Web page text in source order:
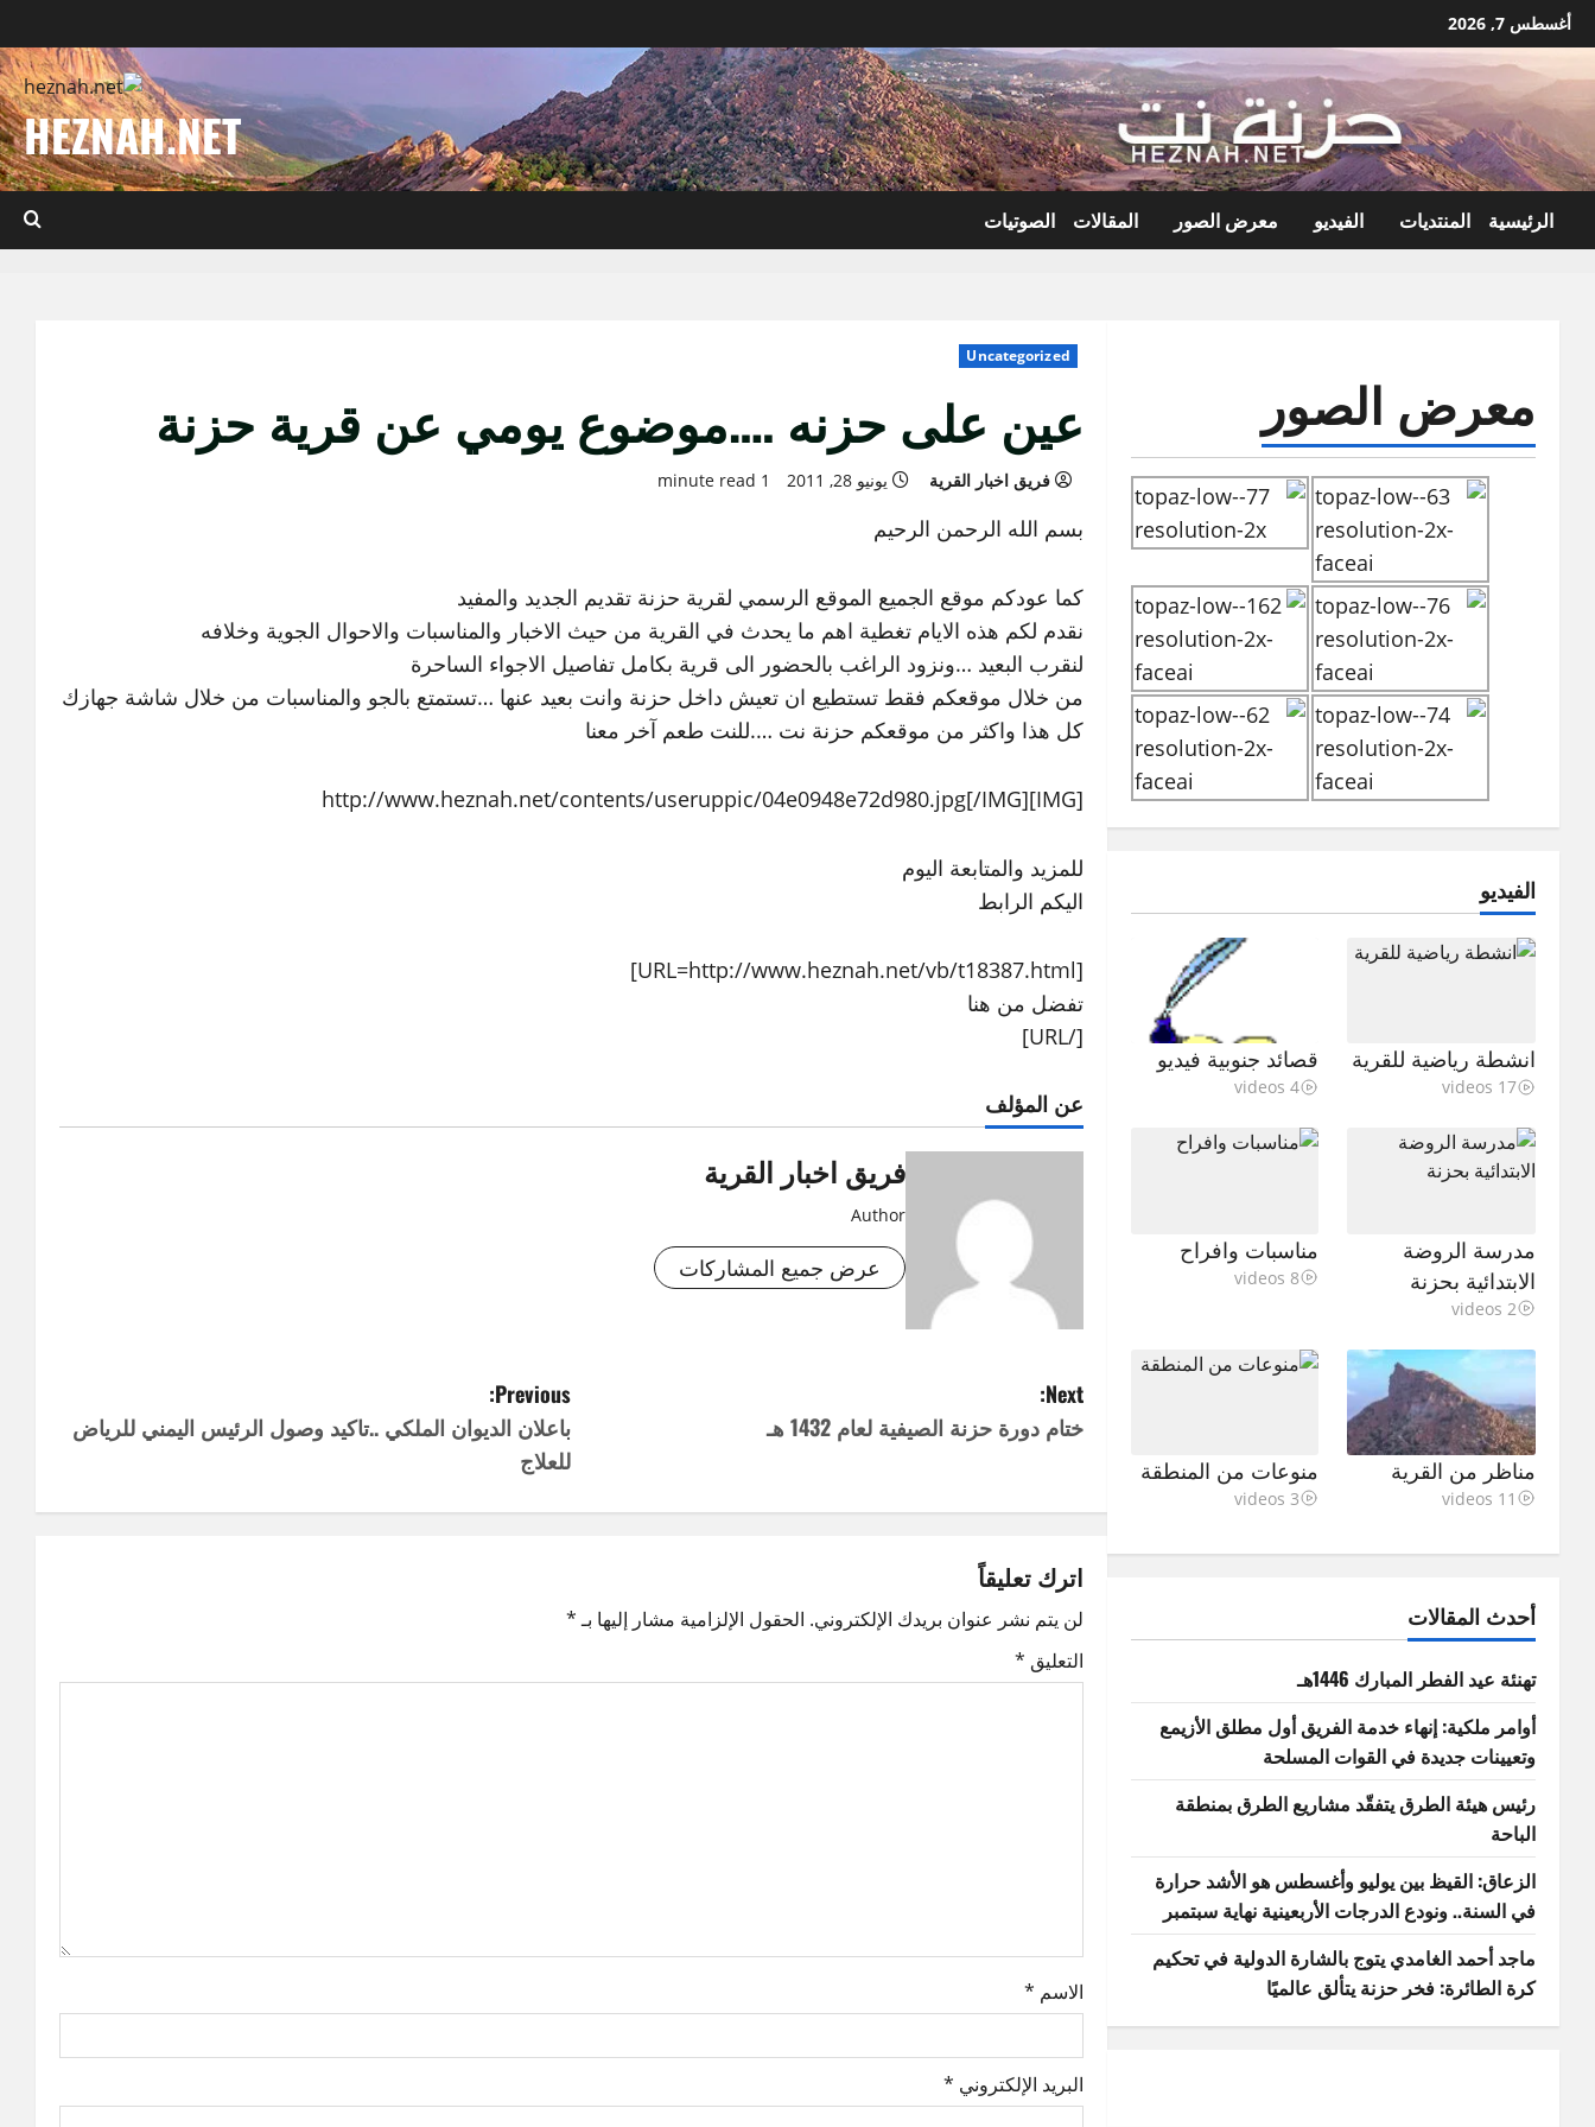
انتقل
إلى
المحتوى
أغسطس 7, 2026
HEZNAH.NET
الرئيسية المنتديات الفيديو معرض الصور المقالات الصوتيات
Uncategorized
عين على حزنه ….موضوع يومي عن قرية حزنة
فريق اخبار القرية يونيو 28, 2011 1 minute read
بسم الله الرحمن الرحيم
كما عودكم موقع الجميع الموقع الرسمي لقرية حزنة تقديم الجديد والمفيد
نقدم لكم هذه الايام تغطية اهم ما يحدث في القرية من حيث الاخبار والمناسبات والاحوال الجوية وخلافه
لنقرب البعيد …ونزود الراغب بالحضور الى قرية بكامل تفاصيل الاجواء الساحرة
من خلال موقعكم فقط تستطيع ان تعيش داخل حزنة وانت بعيد عنها …تستمتع بالجو والمناسبات من خلال شاشة جهازك
كل هذا واكثر من موقعكم حزنة نت ….للنت طعم آخر معنا
[IMG]http://www.heznah.net/contents/useruppic/04e0948e72d980.jpg[/IMG]
للمزيد والمتابعة اليوم
اليكم الرابط
[URL=http://www.heznah.net/vb/t18387.html]
تفضل من هنا
[/URL]
عن المؤلف
فريق اخبار القرية
Author
عرض جميع المشاركات
P
o
s
n
a
v
i
o
n
Previous:
باعلان الديوان الملكي ..تاكيد وصول الرئيس اليمني للرياض
للعلاج
Next:
ختام دورة حزنة الصيفية لعام 1432 هـ
اترك تعليقاً
لن يتم نشر عنوان بريدك الإلكتروني. الحقول الإلزامية مشار إليها بـ*
التعليق *
الاسم *
البريد الإلكتروني *
معرض الصور
الفيديو
انشطة رياضية للقرية
17 videos
قصائد جنوبية فيديو
4 videos
مدرسة الروضة
الابتدائية بحزنة
2 videos
مناسبات وافراح
8 videos
مناظر من القرية
11 videos
منوعات من المنطقة
3 videos
أحدث المقالات
تهنئة عيد الفطر المبارك 1446هـ
أوامر ملكية: إنهاء خدمة الفريق أول مطلق الأزيمع
وتعيينات جديدة في القوات المسلحة
رئيس هيئة الطرق يتفقّد مشاريع الطرق بمنطقة
الباحة
الزعاق: القيظ بين يوليو وأغسطس هو الأشد حرارة
في السنة.. ونودع الدرجات الأربعينية نهاية سبتمبر
ماجد أحمد الغامدي يتوج بالشارة الدولية في تحكيم
كرة الطائرة: فخر حزنة يتألق عالميًا